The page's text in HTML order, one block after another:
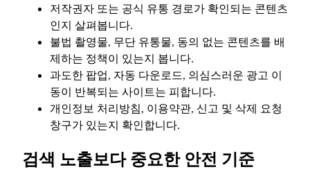
저작권자 또는 공식 유통 경로가 확인되는 콘텐츠
인지 살펴봅니다.
불법 촬영물, 무단 유통물, 동의 없는 콘텐츠를 배
제하는 정책이 있는지 봅니다.
과도한 팝업, 자동 다운로드, 의심스러운 광고 이
동이 반복되는 사이트는 피합니다.
개인정보 처리방침, 이용약관, 신고 및 삭제 요청
창구가 있는지 확인합니다.
검색 노출보다 중요한 안전 기준